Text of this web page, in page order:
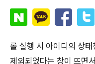
롤 실행 시 아이디의 상
제외되었다는 창이 뜨면